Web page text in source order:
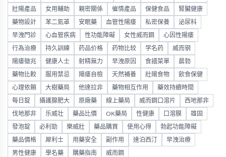
壯陽產品 女用輔助 親密關係 催情產品 保健食品 腎臟健康
藥物設計 苯二氮䓬 安眠藥 血管性陽痿 私密保養 泌尿科
早洩門診 心血管疾病 性功能障礙 女性威而鋼 心因性陽痿
行為治療 持久訓練 药品价格 药物比较 学名药 威而钢
陽痿徵兆 健康人士 射精無力 早洩原因 食譜菜單 晨勃
藥物比較 服用禁忌 陽痿自檢 天然補養 壯陽食物 飲食保健
心理依賴 大樹藥局 他達拉非 藥物相互作用 藥效持續時間
每日錠 攝護腺肥大 原廠藥 線上藥局 威而鋼口溶片 西地那非
伐地那非 乐威壮 藥品比價 OK藥局 性健康 口溶膜 雄固
發泡錠 必利勁 樂威壯 藥品購買 使用心得 勃起功能障礙
藥品價格 犀利士 用藥安全 副作用 達泊西汀 早洩治療
男性健康 學名藥 購藥指南 威而鋼